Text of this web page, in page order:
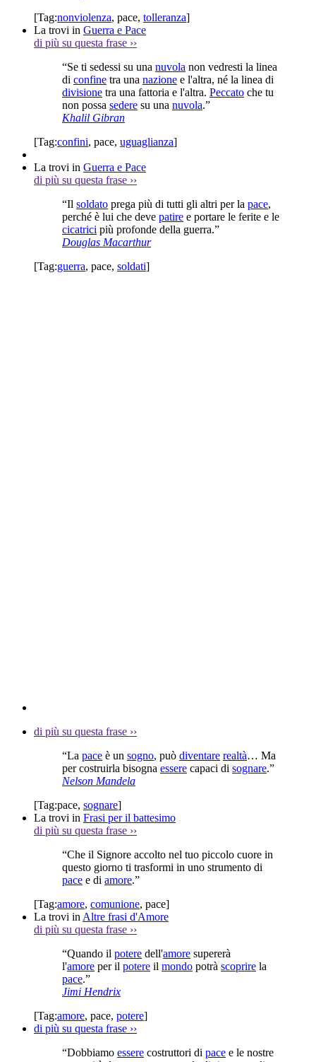
[Tag:nonviolenza, pace, tolleranza]
La trovi in Guerra e Pace
di più su questa frase ››
“Se ti sedessi su una nuvola non vedresti la linea
di confine tra una nazione e l'altra, né la linea di
divisione tra una fattoria e l'altra. Peccato che tu
non possa sedere su una nuvola.”
Khalil Gibran
[Tag:confini, pace, uguaglianza]
La trovi in Guerra e Pace
di più su questa frase ››
“Il soldato prega più di tutti gli altri per la pace,
perché è lui che deve patire e portare le ferite e le
cicatrici più profonde della guerra.”
Douglas Macarthur
[Tag:guerra, pace, soldati]
di più su questa frase ››
“La pace è un sogno, può diventare realtà… Ma
per costruirla bisogna essere capaci di sognare.”
Nelson Mandela
[Tag:pace, sognare]
La trovi in Frasi per il battesimo
di più su questa frase ››
“Che il Signore accolto nel tuo piccolo cuore in
questo giorno ti trasformi in uno strumento di
pace e di amore.”
[Tag:amore, comunione, pace]
La trovi in Altre frasi d'Amore
di più su questa frase ››
“Quando il potere dell'amore supererà
l'amore per il potere il mondo potrà scoprire la
pace.”
Jimi Hendrix
[Tag:amore, pace, potere]
di più su questa frase ››
“Dobbiamo essere costruttori di pace e le nostre